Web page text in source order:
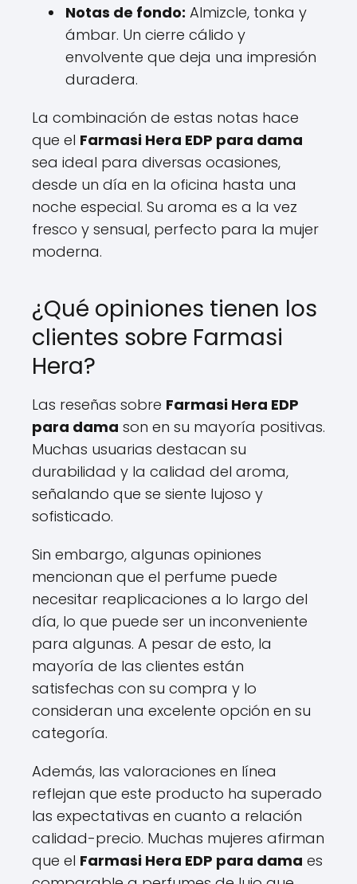
Notas de fondo: Almizcle, tonka y
ámbar. Un cierre cálido y
envolvente que deja una impresión
duradera.
La combinación de estas notas hace
que el Farmasi Hera EDP para dama
sea ideal para diversas ocasiones,
desde un día en la oficina hasta una
noche especial. Su aroma es a la vez
fresco y sensual, perfecto para la mujer
moderna.
¿Qué opiniones tienen los
clientes sobre Farmasi
Hera?
Las reseñas sobre Farmasi Hera EDP
para dama son en su mayoría positivas.
Muchas usuarias destacan su
durabilidad y la calidad del aroma,
señalando que se siente lujoso y
sofisticado.
Sin embargo, algunas opiniones
mencionan que el perfume puede
necesitar reaplicaciones a lo largo del
día, lo que puede ser un inconveniente
para algunas. A pesar de esto, la
mayoría de las clientes están
satisfechas con su compra y lo
consideran una excelente opción en su
categoría.
Además, las valoraciones en línea
reflejan que este producto ha superado
las expectativas en cuanto a relación
calidad-precio. Muchas mujeres afirman
que el Farmasi Hera EDP para dama es